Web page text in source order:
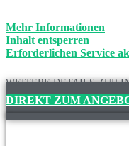
Mehr Informationen
Inhalt entsperren
Erforderlichen Service
WEITERE DETAILS ZUR
DIREKT ZUM